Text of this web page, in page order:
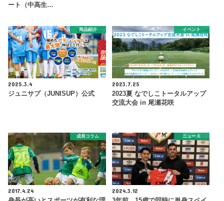
ート（中高生…
商品紹介
2025.3.4
ジュニサプ（JUNISUP）公式
イベント
2023.7.25
2023夏 なでしこトータルアップ
交流大会 in 尾瀬花咲
成長コラム
2017.4.24
ニュース
2024.3.12